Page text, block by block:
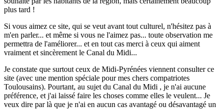
plus tard !
Si vous aimez ce site, qui se veut avant tout culturel, n'hésitez pas à
m'en parler... et même si vous ne l'aimez pas... toute observation me
permettra de l'améliorer... et en tout cas merci à ceux qui aiment
vraiment et sincèrement le Canal du Midi...
Je constate que surtout ceux de Midi-Pyrénées viennent consulter ce
site (avec une mention spéciale pour mes chers compatriotes
Toulousains). Pourtant, au sujet du Canal du Midi , je n'ai aucune
préférence, et j'ai laissé faire les choses comme elles le veulent... Je
veux dire par là que je n'ai en aucun cas avantagé ou désavantagé un